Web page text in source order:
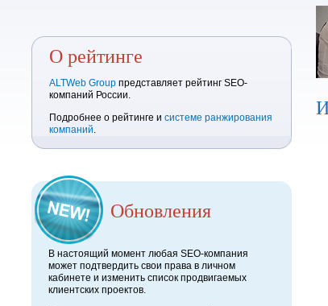
О рейтинге
ALTWeb Group представляет рейтинг SEO-
компаний России.
Подробнее о рейтинге и системе ранжирования
компаний.
Обновления
В настоящий момент любая SEO-компания
может подтвердить свои права в личном
кабинете и изменить список продвигаемых
клиентских проектов.